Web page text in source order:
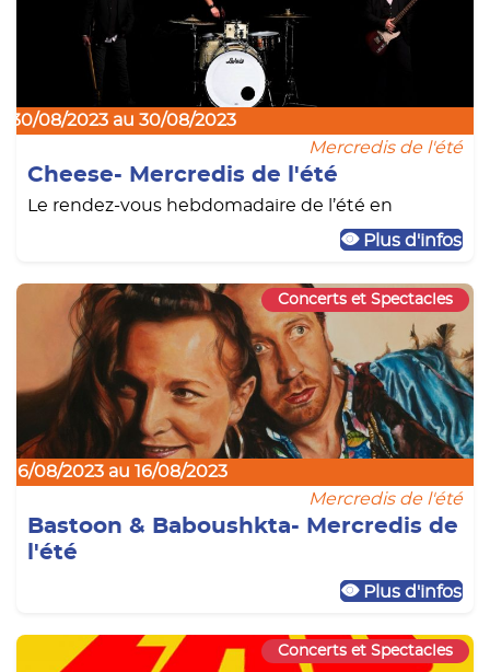
30/08/2023 au 30/08/2023
Mercredis de l'été
Cheese- Mercredis de l'été
Le rendez-vous hebdomadaire de l’été en
Plus d'infos
Concerts et Spectacles
16/08/2023 au 16/08/2023
Mercredis de l'été
Bastoon & Baboushkta- Mercredis de
l'été
Plus d'infos
Concerts et Spectacles